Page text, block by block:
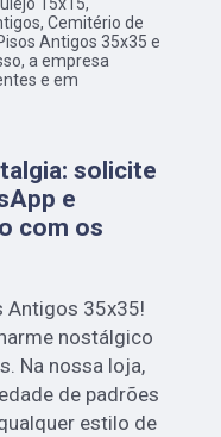
15x15,
Cemitério de
Antigos 35x35 e
a empresa
e em
solicite
e
com os
Antigos 35x35!
nostálgico
Na nossa loja,
de padrões
estilo de